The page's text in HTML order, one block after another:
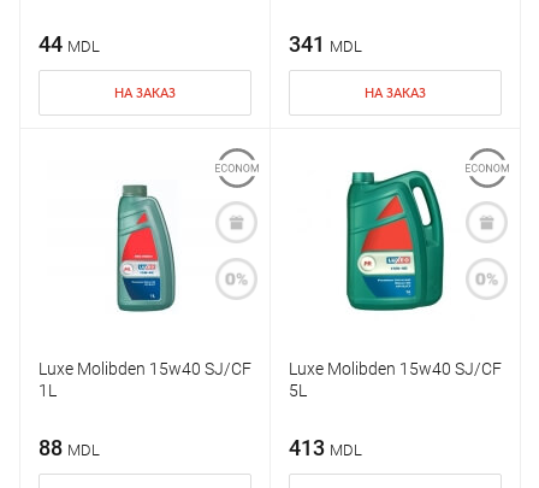
44 MDL
НА ЗАКАЗ
341 MDL
НА ЗАКАЗ
Luxe Molibden 15w40 SJ/CF
1L
88 MDL
Luxe Molibden 15w40 SJ/CF
5L
413 MDL